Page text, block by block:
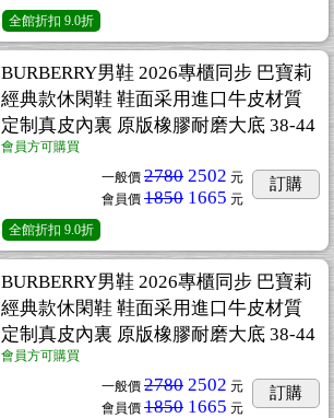
全館折扣 9.0折
BURBERRY男鞋 2026專櫃同步 巴寶莉
經典款休閑鞋 鞋面采用進口牛皮材質
定制真皮內裏 原版橡膠耐磨大底 38-44
會員方可購買
一般價 2780 2502 元
會員價 1850 1665 元
訂購
全館折扣 9.0折
BURBERRY男鞋 2026專櫃同步 巴寶莉
經典款休閑鞋 鞋面采用進口牛皮材質
定制真皮內裏 原版橡膠耐磨大底 38-44
會員方可購買
一般價 2780 2502 元
會員價 1850 1665 元
訂購